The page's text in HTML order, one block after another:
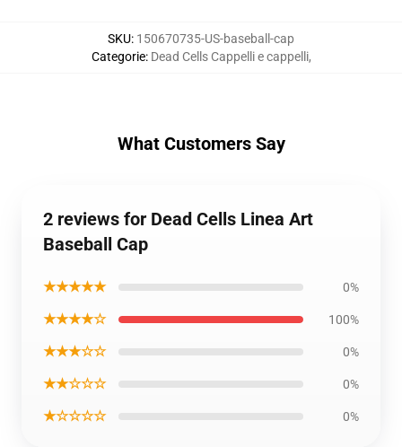
SKU: 150670735-US-baseball-cap
Categorie: Dead Cells Cappelli e cappelli,
What Customers Say
2 reviews for Dead Cells Linea Art
Baseball Cap
★★★★★ 0%
★★★★☆ 100%
★★★☆☆ 0%
★★☆☆☆ 0%
★☆☆☆☆ 0%